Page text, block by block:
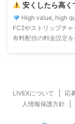
ベートなら「自分の好
が一番。 その気持ち
すが、 でも、ライブ
安くしたら高く
High value, high
FC2やストリップチャ
有料配信の料金設定
することは簡単です
した料金を値上げする
す。 しかし高めの設
LIVEXについて 応
人情報保護方針